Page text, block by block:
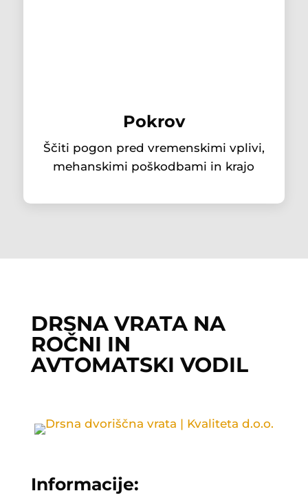
Pokrov
Ščiti pogon pred vremenskimi vplivi,
mehanskimi poškodbami in krajo
DRSNA VRATA NA
ROČNI IN
AVTOMATSKI VODIL
Informacije: